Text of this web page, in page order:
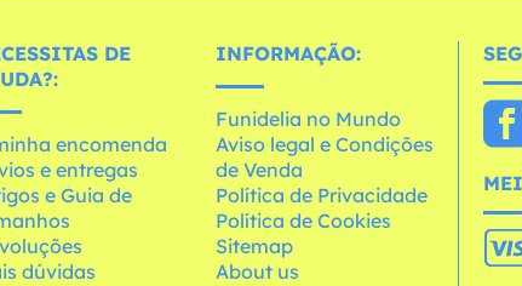
DE
encomenda
e entregas
e Guia de
dúvidas
INFORMAÇÃO:
Funidelia no Mundo
Aviso legal e Condições
de Venda
Política de Privacidade
Política de Cookies
Sitemap
About us